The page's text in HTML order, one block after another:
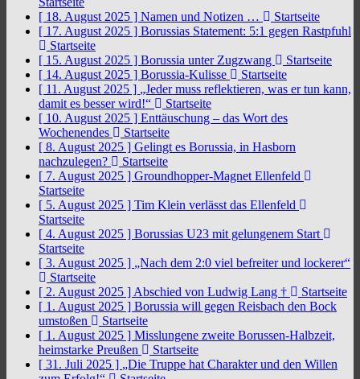
[ 18. August 2025 ] Namen und Notizen …
Startseite
[ 17. August 2025 ] Borussias Statement: 5:1 gegen Rastpfuhl
Startseite
[ 15. August 2025 ] Borussia unter Zugzwang
Startseite
[ 14. August 2025 ] Borussia-Kulisse
Startseite
[ 11. August 2025 ] „Jeder muss reflektieren, was er tun kann,
damit es besser wird!“
Startseite
[ 10. August 2025 ] Enttäuschung – das Wort des
Wochenendes
Startseite
[ 8. August 2025 ] Gelingt es Borussia, in Hasborn
nachzulegen?
Startseite
[ 7. August 2025 ] Groundhopper-Magnet Ellenfeld
Startseite
[ 5. August 2025 ] Tim Klein verlässt das Ellenfeld
Startseite
[ 4. August 2025 ] Borussias U23 mit gelungenem Start
Startseite
[ 3. August 2025 ] „Nach dem 2:0 viel befreiter und lockerer“
Startseite
[ 2. August 2025 ] Abschied von Ludwig Lang †
Startseite
[ 1. August 2025 ] Borussia will gegen Reisbach den Bock
umstoßen
Startseite
[ 1. August 2025 ] Misslungene zweite Borussen-Halbzeit,
heimstarke Preußen
Startseite
[ 31. Juli 2025 ] „Die Truppe hat Charakter und den Willen